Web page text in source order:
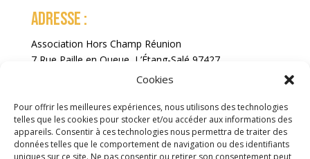
Cookies
Pour offrir les meilleures expériences, nous utilisons des technologies
telles que les cookies pour stocker et/ou accéder aux informations des
appareils. Consentir à ces technologies nous permettra de traiter des
données telles que le comportement de navigation ou des identifiants
uniques sur ce site. Ne pas consentir ou retirer son consentement peut
ADRESSE :
Association Hors Champ Réunion
7 Rue Paille en Queue, L’Étang-Salé 97427